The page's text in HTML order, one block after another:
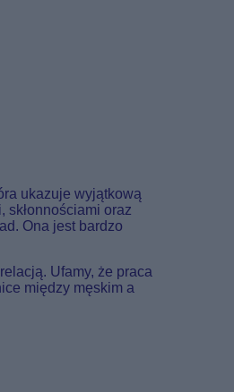
ukazuje wyjątkową
skłonnościami oraz
Ona jest bardzo
Ufamy, że praca
między męskim a